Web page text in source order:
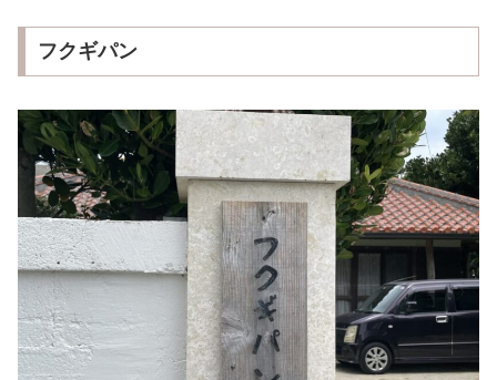
フクギパン